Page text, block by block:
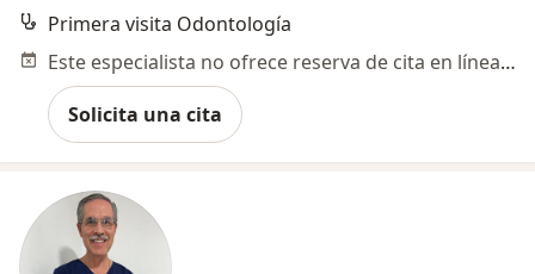
Primera visita Odontología
Este especialista no ofrece reserva de cita en línea en esta dirección.
Solicita una cita